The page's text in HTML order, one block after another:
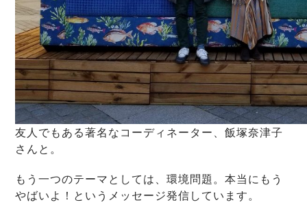
友人でもある著名なコーディネーター、飯塚奈津子
さんと。
もう一つのテーマとしては、環境問題。本当にもう
やばいよ！というメッセージ発信しています。